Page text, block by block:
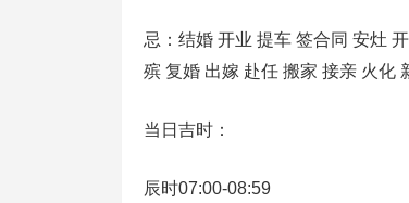
忌：结婚 开业 提车 签合同 安灶
殡 复婚 出嫁 赴任 搬家 接亲 火化
当日吉时：
辰时07:00-08:59